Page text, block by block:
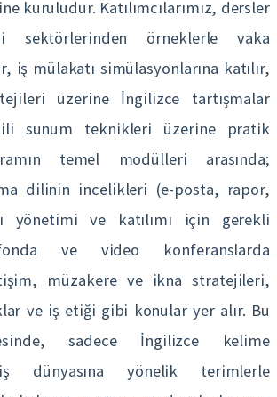
kuruludur. Katılımcılarımız, dersler
sektörlerinden örneklerle vaka
iş mülakatı simülasyonlarına katılır,
üzerine İngilizce tartışmalar
sunum teknikleri üzerine pratik
temel modülleri arasında;
dilinin incelikleri (e-posta, rapor,
yönetimi ve katılımı için gerekli
ve video konferanslarda
müzakere ve ikna stratejileri,
ve iş etiği gibi konular yer alır. Bu
sadece İngilizce kelime
iş dünyasına yönelik terimlerle